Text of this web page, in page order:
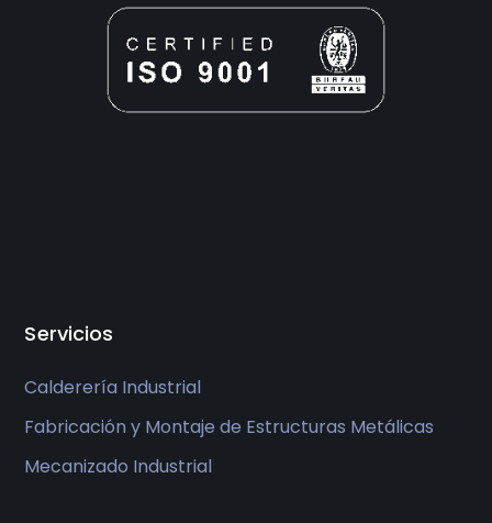
Servicios
Calderería Industrial
Fabricación y Montaje de Estructuras Metálicas
Mecanizado Industrial